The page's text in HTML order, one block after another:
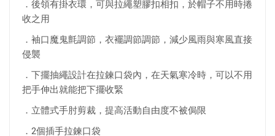
．後領有掛衣環，可與拉繩塑膠扣相扣，於帽子不用時捲
收之用
．袖口魔鬼氈調節，衣襬調節調節，減少風雨與寒風直接
侵襲
．下擺抽繩設計在拉鍊口袋內，在天氣寒冷時，可以不用
把手伸出就能把下擺收緊
．立體式手肘剪裁，提高活動自由度不被侷限
．2個插手拉鍊口袋